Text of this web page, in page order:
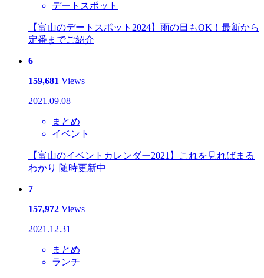
デートスポット
【富山のデートスポット2024】雨の日もOK！最新から
定番までご紹介
6
159,681 Views
2021.09.08
まとめ
イベント
【富山のイベントカレンダー2021】これを見ればまる
わかり 随時更新中
7
157,972 Views
2021.12.31
まとめ
ランチ